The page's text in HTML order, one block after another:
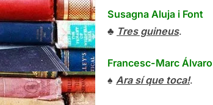
Susagna Aluja i Font
♣ Tres guineus.
Francesc-Marc Álvaro
♠ Ara sí que toca!.